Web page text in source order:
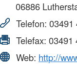
06886
Telefon: 03491
Telefax: 03491
Web: http://